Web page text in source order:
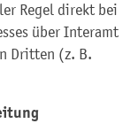
Regel direkt bei
über Interamt
Dritten (z. B.